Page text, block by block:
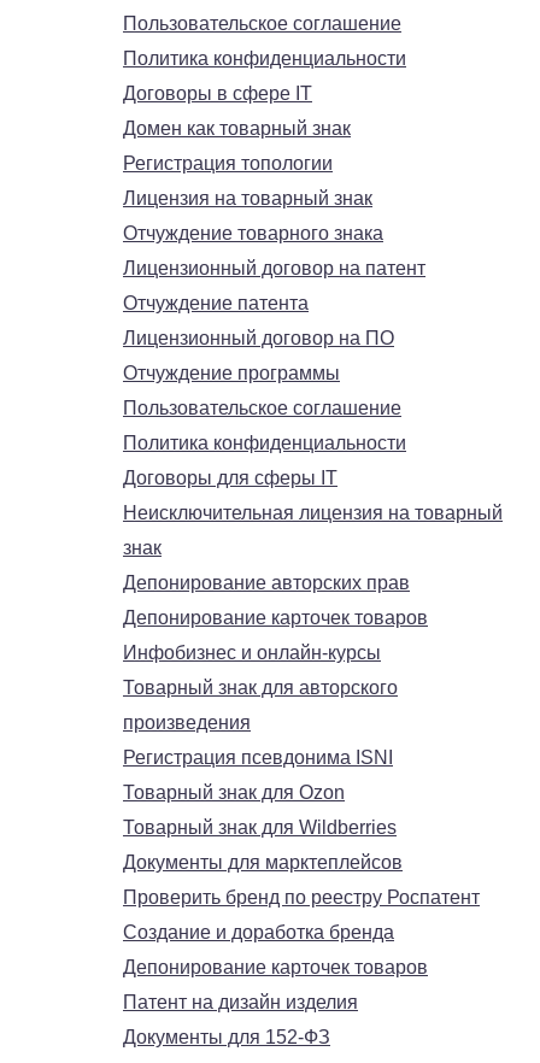
Пользовательское соглашение
Политика конфиденциальности
Договоры в сфере IT
Домен как товарный знак
Регистрация топологии
Лицензия на товарный знак
Отчуждение товарного знака
Лицензионный договор на патент
Отчуждение патента
Лицензионный договор на ПО
Отчуждение программы
Пользовательское соглашение
Политика конфиденциальности
Договоры для сферы IT
Неисключительная лицензия на товарный
знак
Депонирование авторских прав
Депонирование карточек товаров
Инфобизнес и онлайн-курсы
Товарный знак для авторского
произведения
Регистрация псевдонима ISNI
Товарный знак для Ozon
Товарный знак для Wildberries
Документы для марктеплейсов
Проверить бренд по реестру Роспатент
Создание и доработка бренда
Депонирование карточек товаров
Патент на дизайн изделия
Документы для 152-ФЗ